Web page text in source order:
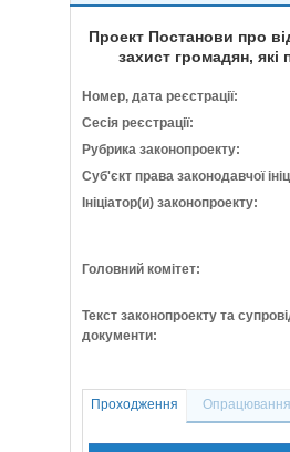
Проект Постанови про
захист громадян,
Номер, дата реєстрації:
Сесія реєстрації:
Рубрика законопроекту:
Суб'єкт права законодавчої
Ініціатор(и) законопроекту:
Головний комітет:
Текст законопроекту та
документи:
Проходження Опрацювання